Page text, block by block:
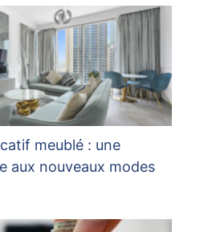
meublé : une
aux nouveaux modes